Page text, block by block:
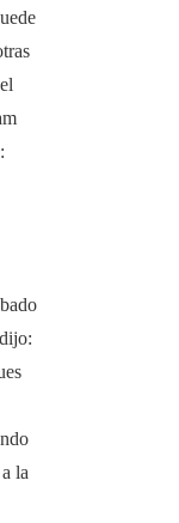
la